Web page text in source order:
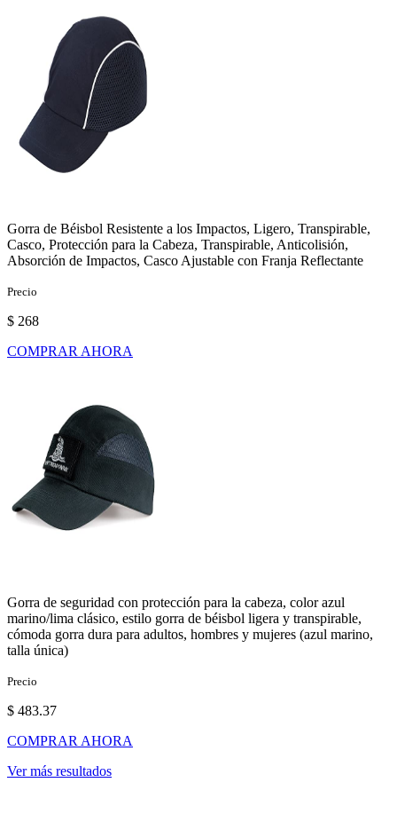
Gorra de Béisbol Resistente a los Impactos, Ligero, Transpirable,
Casco, Protección para la Cabeza, Transpirable, Anticolisión,
Absorción de Impactos, Casco Ajustable con Franja Reflectante
Precio
$ 268
COMPRAR AHORA
Gorra de seguridad con protección para la cabeza, color azul
marino/lima clásico, estilo gorra de béisbol ligera y transpirable,
cómoda gorra dura para adultos, hombres y mujeres (azul marino,
talla única)
Precio
$ 483.37
COMPRAR AHORA
Ver más resultados